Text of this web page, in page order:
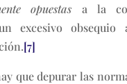
opuestas a la
excesivo
[7]
que depurar las